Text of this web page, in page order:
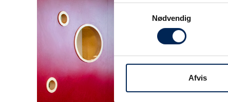
Nødvendig
Afvis